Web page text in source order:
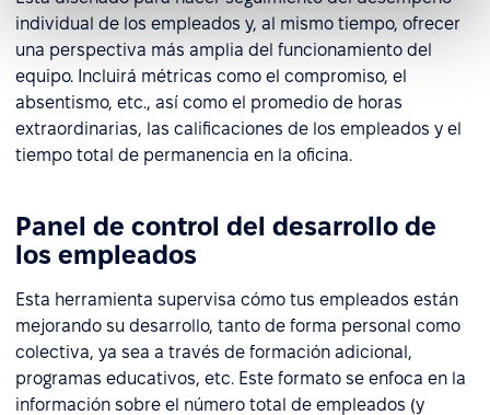
individual de los empleados y, al mismo tiempo, ofrecer
una perspectiva más amplia del funcionamiento del
equipo. Incluirá métricas como el compromiso, el
absentismo, etc., así como el promedio de horas
extraordinarias, las calificaciones de los empleados y el
tiempo total de permanencia en la oficina.
Panel de control del desarrollo de
los empleados
Esta herramienta supervisa cómo tus empleados están
mejorando su desarrollo, tanto de forma personal como
colectiva, ya sea a través de formación adicional,
programas educativos, etc. Este formato se enfoca en la
información sobre el número total de empleados (y